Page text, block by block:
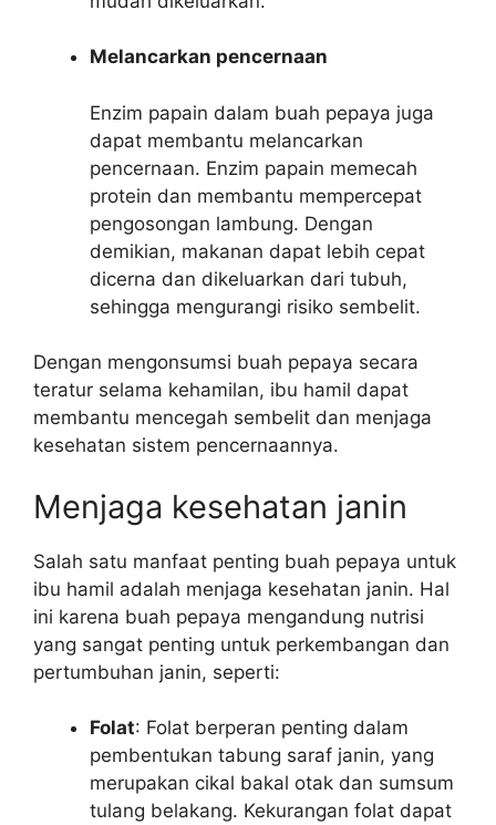
Melancarkan pencernaan
Enzim papain dalam buah pepaya juga
dapat membantu melancarkan
pencernaan. Enzim papain memecah
protein dan membantu mempercepat
pengosongan lambung. Dengan
demikian, makanan dapat lebih cepat
dicerna dan dikeluarkan dari tubuh,
sehingga mengurangi risiko sembelit.
Dengan mengonsumsi buah pepaya secara
teratur selama kehamilan, ibu hamil dapat
membantu mencegah sembelit dan menjaga
kesehatan sistem pencernaannya.
Menjaga kesehatan janin
Salah satu manfaat penting buah pepaya untuk
ibu hamil adalah menjaga kesehatan janin. Hal
ini karena buah pepaya mengandung nutrisi
yang sangat penting untuk perkembangan dan
pertumbuhan janin, seperti:
Folat: Folat berperan penting dalam
pembentukan tabung saraf janin, yang
merupakan cikal bakal otak dan sumsum
tulang belakang. Kekurangan folat dapat